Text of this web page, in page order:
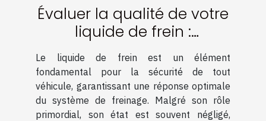
Évaluer la qualité de votre
liquide de frein :
Techniques et conseils
Le liquide de frein est un élément
fondamental pour la sécurité de tout
véhicule, garantissant une réponse optimale
du système de freinage. Malgré son rôle
primordial, son état est souvent négligé,